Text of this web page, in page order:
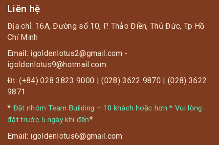
Liên hệ
Địa chỉ: 16A, Đường số 10, P. Thảo Điền, Thủ Đức, Tp Hồ
Chí Minh
Email: igoldenlotus2@gmail.com -
igoldenlotus9@hotmail.com
Đt: (+84) 028 3823 9000 | (028) 3622 9870 | (028) 3622
9871
* Đặt nhóm Team Building – 10 khách hoặc hơn * Vui lòng
đặt trước 5 ngày khi đến*
Email: igoldenlotus6@gmail.com